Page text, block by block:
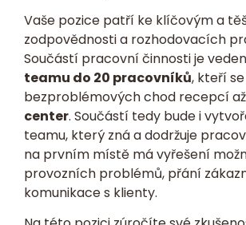
Vaše pozice patří ke klíčovým a
zodpovědnosti a rozhodovacích
Součástí pracovní činnosti je
teamu do 20 pracovníků, kteří
bezproblémových chod recepcí až
center. Součástí tedy bude i
teamu, který zná a dodržuje
na prvním místě má vyřešení
provozních problémů, přání
komunikace s klienty.